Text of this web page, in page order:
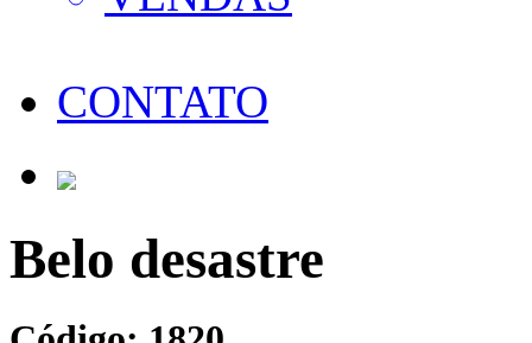
CONTATO
Belo desastre